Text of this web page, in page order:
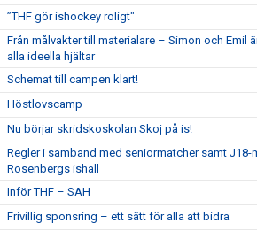
”THF gör ishockey roligt"
Från målvakter till materialare – Simon och Emil
alla ideella hjältar
Schemat till campen klart!
Höstlovscamp
Nu börjar skridskoskolan Skoj på is!
Regler i samband med seniormatcher samt J18-
Rosenbergs ishall
Inför THF – SAH
Frivillig sponsring – ett sätt för alla att bidra